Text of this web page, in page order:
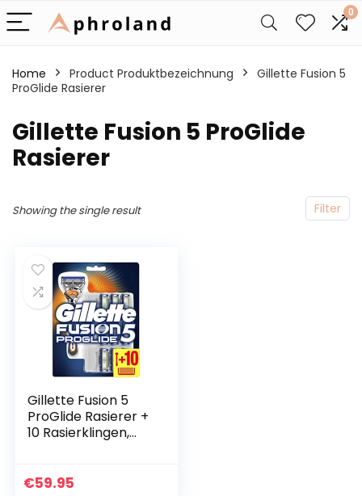
0
Home Product Produktbezeichnung
‎Gillette Fusion 5
ProGlide Rasierer
‎Gillette Fusion 5 ProGlide
Rasierer
Filter
Showing the single result
Gillette Fusion 5
ProGlide Rasierer +
10 Rasierklingen,
Präzision und
€59.95